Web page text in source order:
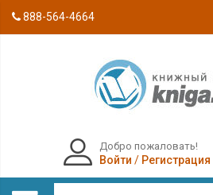
888-564-4664
Добро пожаловать!
Войти / Регистрация